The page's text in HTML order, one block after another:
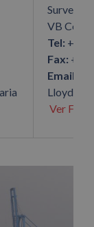
Surveyor
VB
Tel: +34
Fax: +34
Email:
Lloyd’s
Ver Ficha